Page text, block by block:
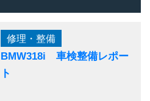
修理・整備
BMW318i 車検整備レポー
ト